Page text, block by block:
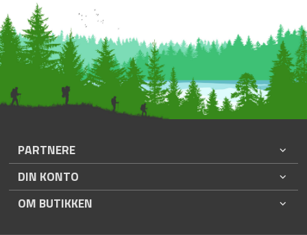
PARTNERE
DIN KONTO
OM BUTIKKEN